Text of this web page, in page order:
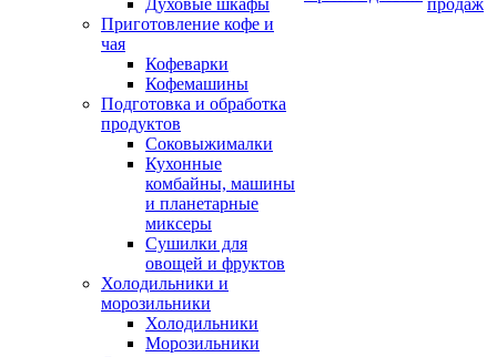
Духовые шкафы
Приготовление кофе и
чая
Кофеварки
Кофемашины
Подготовка и обработка
продуктов
Соковыжималки
Кухонные
комбайны, машины
и планетарные
миксеры
Сушилки для
овощей и фруктов
Холодильники и
морозильники
Холодильники
Морозильники
продаж